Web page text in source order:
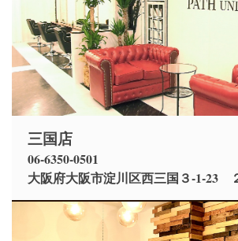
三国店
06-6350-0501
大阪府大阪市淀川区西三国３-1-23